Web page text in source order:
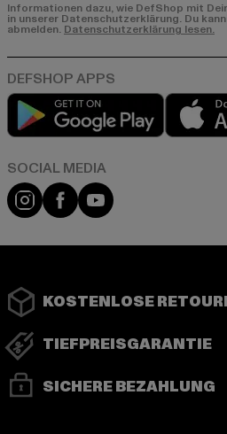
Informationen dazu, wie DefShop mit
in unserer Datenschutzerklärung. Du
abmelden. Datenschutzerklärung lesen.
Play
Instagram
FacebookYouTube
KOSTENLOSE
TIEFPREISGARANTIE
SICHERE BEZAHLUNG